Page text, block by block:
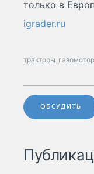
только в
igrader.ru
тракторы
ОБСУДИТЬ